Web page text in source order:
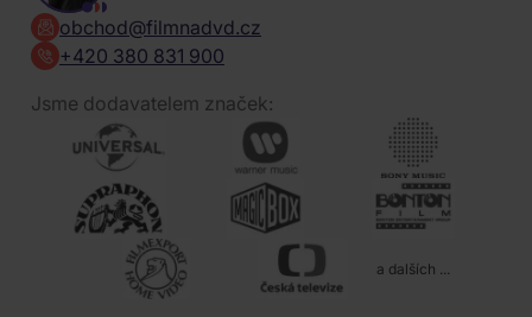
obchod@filmnadvd.cz
+420 380 831 900
Jsme dodavatelem značek:
a dalších ...